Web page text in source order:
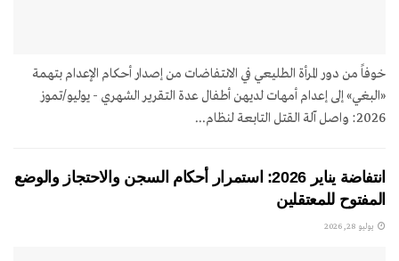
خوفاً من دور المرأة الطليعي في الانتفاضات من إصدار أحكام الإعدام بتهمة
«البغي» إلى إعدام أمهات لديهن أطفال عدة التقرير الشهري - يوليو/تموز
2026: واصل آلة القتل التابعة لنظام...
انتفاضة يناير 2026: استمرار أحكام السجن والاحتجاز والوضع
المفتوح للمعتقلين
يوليو 28, 2026